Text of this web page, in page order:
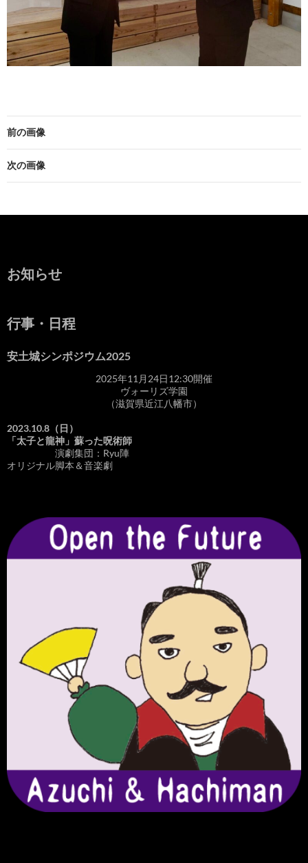
前の画像
次の画像
お知らせ
行事・日程
安土城シンポジウム2025
2025年11月24日12:30開催
ヴォーリズ学園
（滋賀県近江八幡市）
2023.10.8（日）
「太子と龍神」蘇った呪術師
演劇集団：Ryu陣
オリジナル脚本＆音楽劇